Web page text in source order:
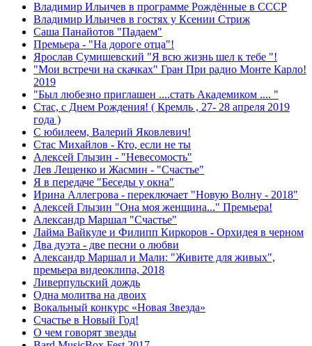
Владимир Ильичев в программе Рождённые в СССР
Владимир Ильичев в гостях у Ксении Стриж
Саша Панайотов "Падаем"
Премьера - "На дороге отца"!
Ярослав Сумишевский "Я всю жизнь шел к тебе "!
"Мои встречи на скачках" Гран При радио Монте Карло!
2019
"Был любезно приглашен ....стать Академиком .... "
Стас, с Днем Рождения! ( Кремль , 27- 28 апреля 2019
года )
С юбилеем, Валерий Яковлевич!
Стас Михайлов - Кто, если не ты
Алексей Глызин - "Невесомость"
Лев Лещенко и Жасмин - "Счастье"
Я в передаче "Беседы у окна"
Ирина Аллегрова - переключает "Новую Волну - 2018"
Алексей Глызин "Она моя женщина..." Премьера!
Александр Маршал "Счастье"
Лайма Вайкуле и Филипп Киркоров - Орхидея в черном
Два дуэта - две песни о любви
Александр Маршал и Мали: "Живите для живых",
премьера видеоклипа, 2018
Ливерпульский дождь
Одна молитва на двоих
Вокальный конкурс «Новая Звезда»
Счастье в Новый Год!
О чем говорят звезды